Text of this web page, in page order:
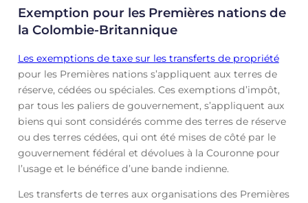
Exemption pour les Premières nations de
la Colombie-Britannique
Les exemptions de taxe sur les transferts de propriété
pour les Premières nations s’appliquent aux terres de
réserve, cédées ou spéciales. Ces exemptions d’impôt,
par tous les paliers de gouvernement, s’appliquent aux
biens qui sont considérés comme des terres de réserve
ou des terres cédées, qui ont été mises de côté par le
gouvernement fédéral et dévolues à la Couronne pour
l’usage et le bénéfice d’une bande indienne.
Les transferts de terres aux organisations des Premières